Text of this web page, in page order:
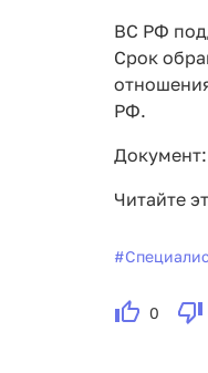
ВС РФ
Срок
РФ.
Документ:
Читайте
#
0